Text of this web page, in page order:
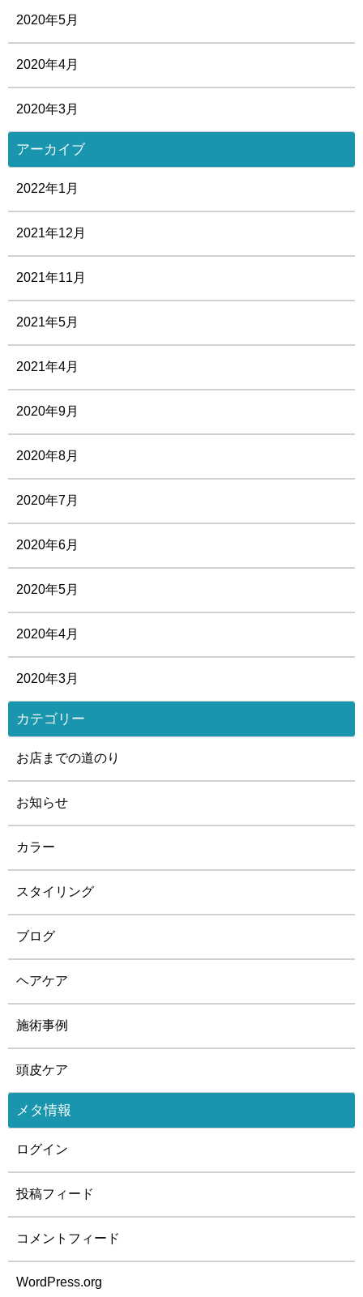
2020年5月
2020年4月
2020年3月
アーカイブ
2022年1月
2021年12月
2021年11月
2021年5月
2021年4月
2020年9月
2020年8月
2020年7月
2020年6月
2020年5月
2020年4月
2020年3月
カテゴリー
お店までの道のり
お知らせ
カラー
スタイリング
ブログ
ヘアケア
施術事例
頭皮ケア
メタ情報
ログイン
投稿フィード
コメントフィード
WordPress.org